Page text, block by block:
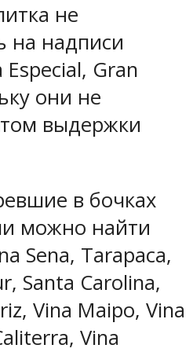
не
на надписи
Especial, Gran
они не
выдержки
в бочках
можно найти
Sena, Tarapaca,
Santa Carolina,
Vina Maipo, Vina
Vina